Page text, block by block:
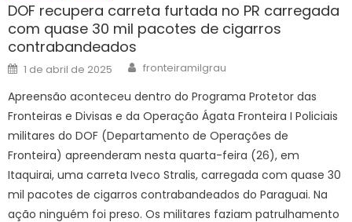
DOF recupera carreta furtada no PR carregada
com quase 30 mil pacotes de cigarros
contrabandeados
Posted
on
1 de abril de 2025 Author
fronteiramilgrau
Apreensão aconteceu dentro do Programa Protetor das
Fronteiras e Divisas e da Operação Ágata Fronteira I Policiais
militares do DOF (Departamento de Operações de
Fronteira) apreenderam nesta quarta-feira (26), em
Itaquirai, uma carreta Iveco Stralis, carregada com quase 30
mil pacotes de cigarros contrabandeados do Paraguai. Na
ação ninguém foi preso. Os militares faziam patrulhamento